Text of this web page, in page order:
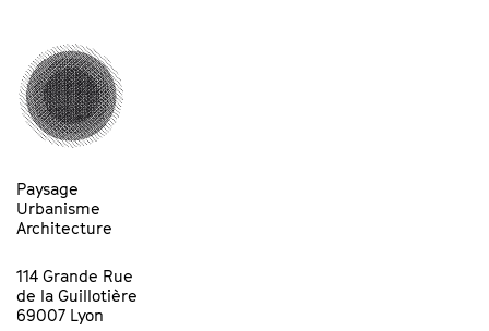
Paysage
Urbanisme
Architecture
114 Grande Rue
de la Guillotière
69007 Lyon